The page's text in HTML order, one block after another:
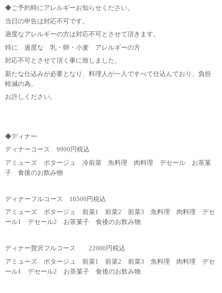
◆ご予約時にアレルギーお知らせください。
当日の申告は対応不可です。
過度なアレルギーの方は対応不可とさせて頂きます。
特に 過度な 乳・卵・小麦 アレルギーの方
対応不可とさせて頂く事に致しました。
新たな仕込みが必要となり、料理人が一人ですべて仕込んでおり、負担
軽減の為。
お許しください。
◆ディナー
ディナーコース 9900円税込
アミューズ ポタージュ 冷前菜 魚料理 肉料理 デセール お茶菓
子 食後のお飲み物
ディナーフルコース 16500円税込
アミューズ ポタージュ 前菜1 前菜2 前菜3 魚料理 肉料理 デセ
ール1 デセール2 お茶菓子 食後のお飲み物
ディナー贅沢フルコース 22000円税込
アミューズ ポタージュ 前菜1 前菜2 前菜3 魚料理 肉料理 デセ
ール1 デセール2 お茶菓子 食後のお飲み物